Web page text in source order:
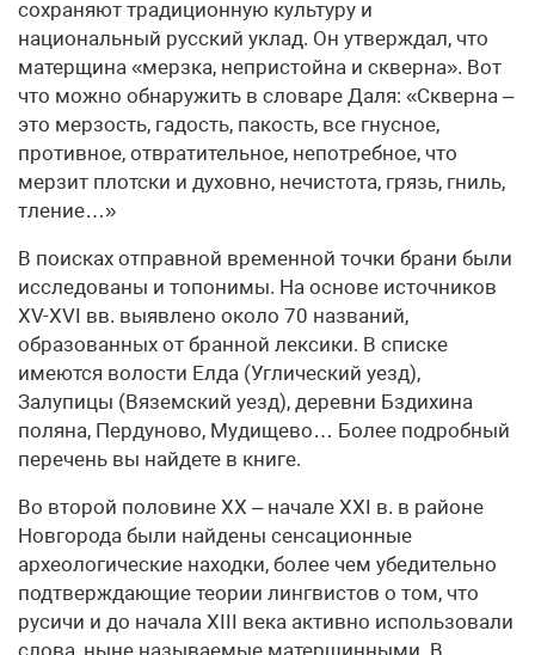
сохраняют традиционную культуру и
национальный русский уклад. Он утверждал, что
матерщина «мерзка, непристойна и скверна». Вот
что можно обнаружить в словаре Даля: «Скверна –
это мерзость, гадость, пакость, все гнусное,
противное, отвратительное, непотребное, что
мерзит плотски и духовно, нечистота, грязь, гниль,
тление…»
В поисках отправной временной точки брани были
исследованы и топонимы. На основе источников
XV-XVI вв. выявлено около 70 названий,
образованных от бранной лексики. В списке
имеются волости Елда (Углический уезд),
Залупицы (Вяземский уезд), деревни Бздихина
поляна, Пердуново, Мудищево… Более подробный
перечень вы найдете в книге.
Во второй половине XX – начале XXI в. в районе
Новгорода были найдены сенсационные
археологические находки, более чем убедительно
подтверждающие теории лингвистов о том, что
русичи и до начала XIII века активно использовали
слова, ныне называемые матерщинными. В